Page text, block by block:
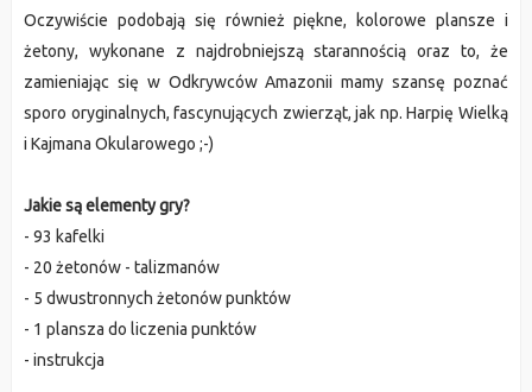
Oczywiście podobają się również piękne, kolorowe plansze i
żetony, wykonane z najdrobniejszą starannością oraz to, że
zamieniając się w Odkrywców Amazonii mamy szansę poznać
sporo oryginalnych, fascynujących zwierząt, jak np. Harpię Wielką
i Kajmana Okularowego ;-)
Jakie są elementy gry?
- 93 kafelki
- 20 żetonów - talizmanów
- 5 dwustronnych żetonów punktów
- 1 plansza do liczenia punktów
- instrukcja